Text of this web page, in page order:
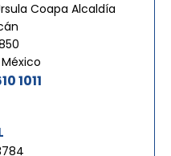
Coapa Alcaldía
1011